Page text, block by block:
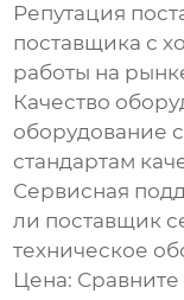
Репутация
поставщика с
работы на
Качество
оборудование
стандартам
Сервисная
ли поставщик
техническое
Цена: